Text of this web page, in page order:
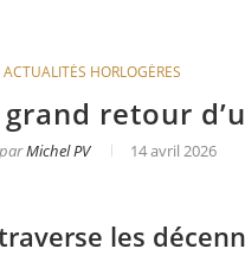
ACTUALITÉS HORLOGÈRES
retour
Michel PV 14 avril 2026
les